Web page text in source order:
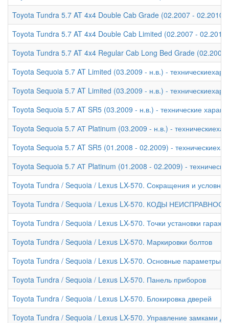
Toyota Tundra 5.7 AT 4x4 Double Cab Grade (02.2007 - 02.2010)
Toyota Tundra 5.7 AT 4x4 Double Cab Limited (02.2007 - 02.2010)
Toyota Tundra 5.7 AT 4x4 Regular Cab Long Bed Grade (02.2007
Toyota Sequoia 5.7 AT Limited (03.2009 - н.в.) -
Toyota Sequoia 5.7 AT Limited (03.2009 - н.в.) -
Toyota Sequoia 5.7 AT SR5 (03.2009 - н.в.) - технические
Toyota Sequoia 5.7 АТ Platinum (03.2009 - н.в.) -
Toyota Sequoia 5.7 AT SR5 (01.2008 - 02.2009) -
Toyota Sequoia 5.7 АТ Platinum (01.2008 - 02.2009) -
Toyota Tundra / Sequoia / Lexus LX-570. Сокращения и
Toyota Tundra / Sequoia / Lexus LX-570. КОДЫ
Toyota Tundra / Sequoia / Lexus LX-570. Точки установки
Toyota Tundra / Sequoia / Lexus LX-570. Маркировки болтов
Toyota Tundra / Sequoia / Lexus LX-570. Основные параметры
Toyota Tundra / Sequoia / Lexus LX-570. Панель приборов
Toyota Tundra / Sequoia / Lexus LX-570. Блокировка дверей
Toyota Tundra / Sequoia / Lexus LX-570. Управление замками